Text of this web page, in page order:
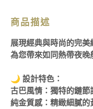
商品描述
展現經典與時尚的完
為您帶來如同熱帶夜晚
🌙 設計特色：
古巴風情：獨特的鏈
純金質感：精緻細膩